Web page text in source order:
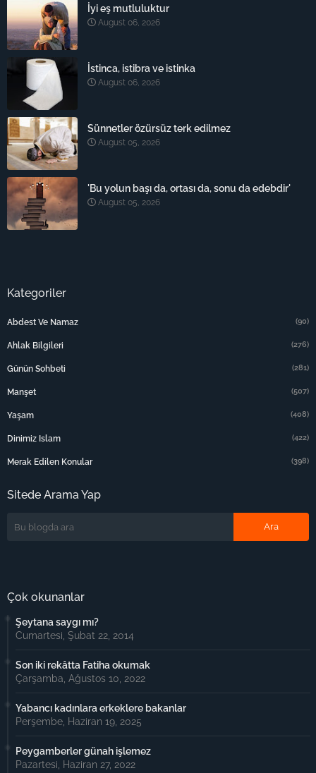
İyi eş mutluluktur
August 06, 2026
İstinca, istibra ve istinka
August 06, 2026
Sünnetler özürsüz terk edilmez
August 05, 2026
'Bu yolun başı da, ortası da, sonu da edebdir'
August 05, 2026
Kategoriler
Abdest Ve Namaz (90)
Ahlak Bilgileri (276)
Günün Sohbeti (281)
Manşet (507)
Yaşam (408)
Dinimiz Islam (422)
Merak Edilen Konular (398)
Sitede Arama Yap
Çok okunanlar
Şeytana saygı mı?
Cumartesi, Şubat 22, 2014
Son iki rekâtta Fatiha okumak
Çarşamba, Ağustos 10, 2022
Yabancı kadınlara erkeklere bakanlar
Perşembe, Haziran 19, 2025
Peygamberler günah işlemez
Pazartesi, Haziran 27, 2022